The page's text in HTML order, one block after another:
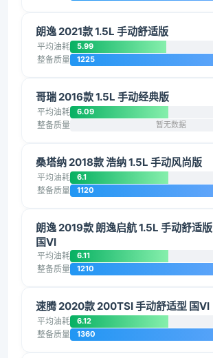
朗逸 2021款 1.5L 手动舒适版
平均油耗 5.99
整备质量 1225
哥瑞 2016款 1.5L 手动经典版
平均油耗 6.09
整备质量 暂无数据
桑塔纳 2018款 浩纳 1.5L 手动风尚版
平均油耗 6.1
整备质量 1120
朗逸 2019款 朗逸启航 1.5L 手动舒适版
国VI
平均油耗 6.11
整备质量 1210
速腾 2020款 200TSI 手动舒适型 国VI
平均油耗 6.12
整备质量 1360